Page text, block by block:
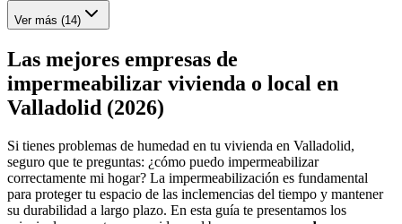
Ver más (14)
Las mejores empresas de
impermeabilizar vivienda o local en
Valladolid (2026)
Si tienes problemas de humedad en tu vivienda en Valladolid,
seguro que te preguntas: ¿cómo puedo impermeabilizar
correctamente mi hogar? La impermeabilización es fundamental
para proteger tu espacio de las inclemencias del tiempo y mantener
su durabilidad a largo plazo. En esta guía te presentamos los